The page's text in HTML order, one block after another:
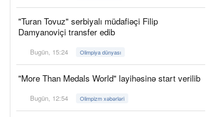
"Turan Tovuz" serbiyalı müdafiəçi Filip
Damyanoviçi transfer edib
Bugün, 15:24 Olimpiya dünyası
"More Than Medals World" layihəsinə start verilib
Bugün, 12:54 Olimpizm xəbərləri